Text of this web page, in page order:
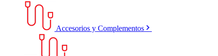
Accesorios y Complementos